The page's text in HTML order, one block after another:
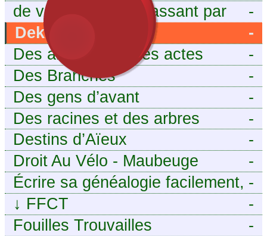
-
de vous aieux en passant par
moi
-
Dekri
-
Des ancêtres et des actes
-
Des Branches
-
Des gens d’avant
-
Des racines et des arbres
-
Destins d’Aïeux
-
Droit Au Vélo - Maubeuge
Sambre-Avesnois
-
Écrire sa généalogie facilement,
sans stress avec Généalordi
-
↓ FFCT
-
Fouilles Trouvailles